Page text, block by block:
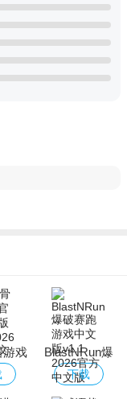
游戏
版
BlastNRun爆
破赛跑游戏中
下载